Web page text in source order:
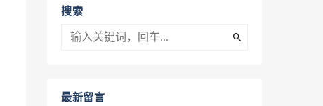
搜索
最新留言